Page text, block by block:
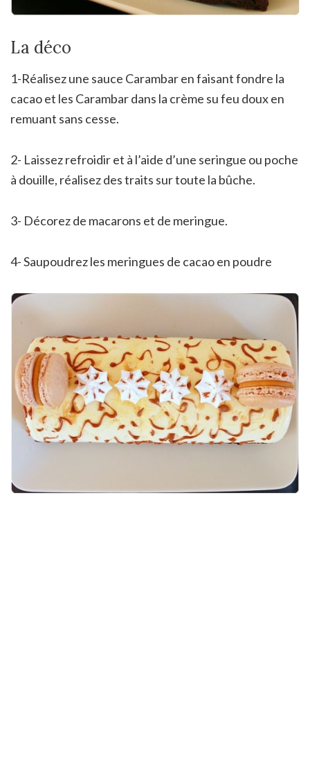
La déco
1-Réalisez une sauce Carambar en faisant fondre la
cacao et les Carambar dans la crème su feu doux en
remuant sans cesse.
2- Laissez refroidir et à l’aide d’une seringue ou poche
à douille, réalisez des traits sur toute la bûche.
3- Décorez de macarons et de meringue.
4- Saupoudrez les meringues de cacao en poudre